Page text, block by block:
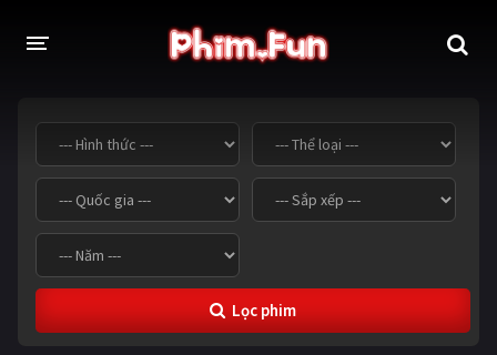
THỂ LOẠI
Thần thoại - Cổ trang Hành động
Tâm lý Chiến tranh
Võ thuật - Kiếm hiệp
Tội phạm - Hình sự
Lọc phim